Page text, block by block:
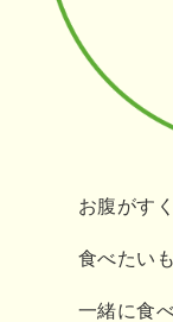
お腹がす
食べたい
一緒に食